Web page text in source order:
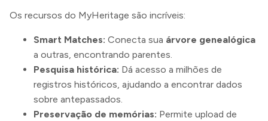
Os recursos do MyHeritage são incríveis:
Smart Matches: Conecta sua árvore genealógica
a outras, encontrando parentes.
Pesquisa histórica: Dá acesso a milhões de
registros históricos, ajudando a encontrar dados
sobre antepassados.
Preservação de memórias: Permite upload de